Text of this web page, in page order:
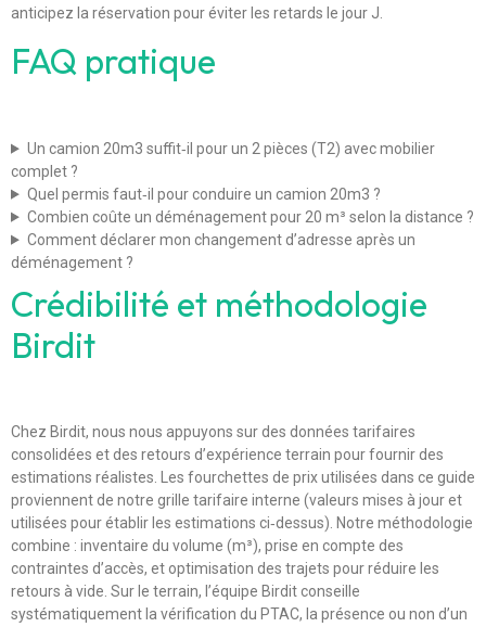
anticipez la réservation pour éviter les retards le jour J.
FAQ pratique
Un camion 20m3 suffit‑il pour un 2 pièces (T2) avec mobilier
complet ?
Quel permis faut‑il pour conduire un camion 20m3 ?
Combien coûte un déménagement pour 20 m³ selon la distance ?
Comment déclarer mon changement d’adresse après un
déménagement ?
Crédibilité et méthodologie
Birdit
Chez Birdit, nous nous appuyons sur des données tarifaires
consolidées et des retours d’expérience terrain pour fournir des
estimations réalistes. Les fourchettes de prix utilisées dans ce guide
proviennent de notre grille tarifaire interne (valeurs mises à jour et
utilisées pour établir les estimations ci‑dessus). Notre méthodologie
combine : inventaire du volume (m³), prise en compte des
contraintes d’accès, et optimisation des trajets pour réduire les
retours à vide. Sur le terrain, l’équipe Birdit conseille
systématiquement la vérification du PTAC, la présence ou non d’un